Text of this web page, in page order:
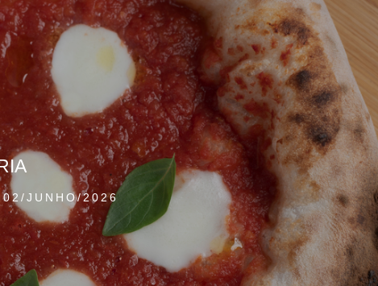
02/JUNHO/2026